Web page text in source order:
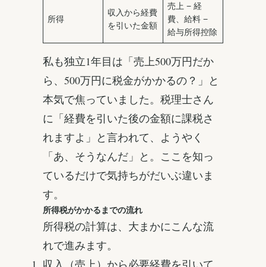
所得
収入から経費
を引いた金額
売上 − 経
費、給料 −
給与所得控除
私も独立1年目は「売上500万円だか
ら、500万円に税金がかかるの？」と
本気で焦っていました。税理士さん
に「経費を引いた後の金額に課税さ
れますよ」と言われて、ようやく
「あ、そうなんだ」と。ここを知っ
ているだけで気持ちがだいぶ違いま
す。
所得税がかかるまでの流れ
所得税の計算は、大まかにこんな流
れで進みます。
収入（売上）から必要経費を引いて